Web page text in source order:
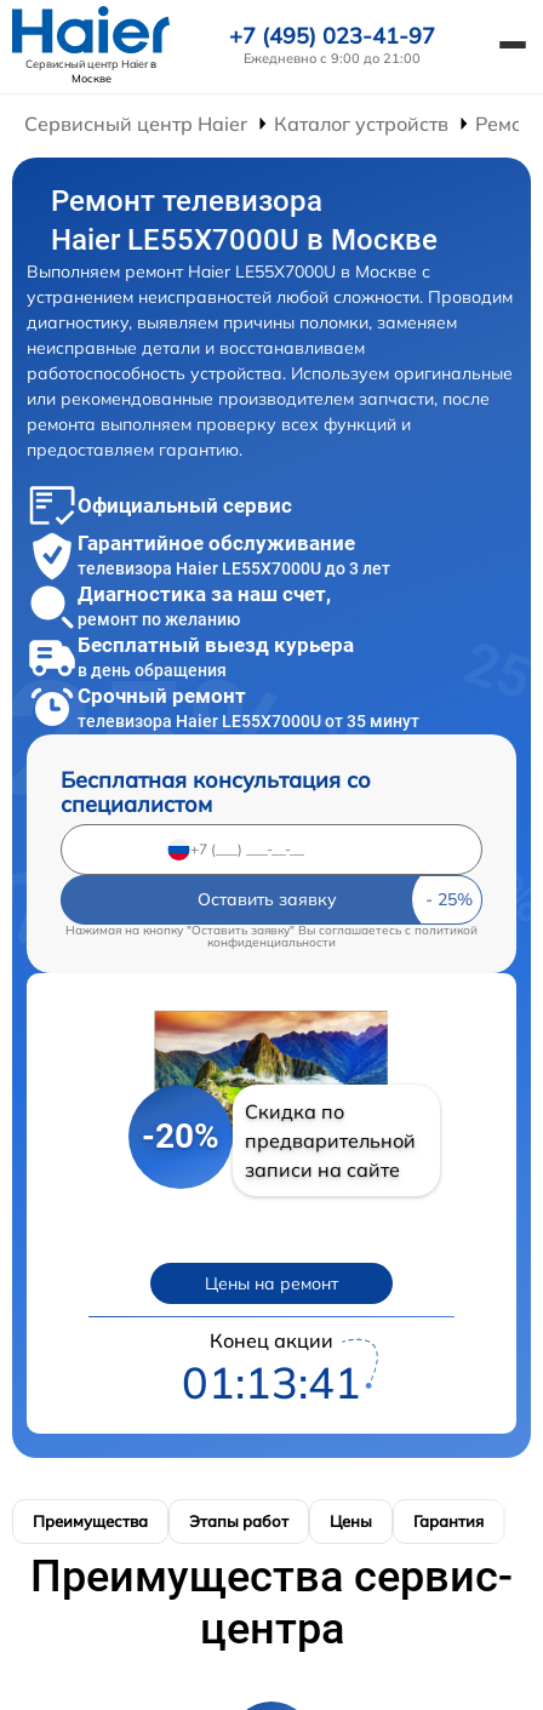
Сервисный центр Haierв
Москве
+7 (495) 023-41-97
Ежедневно с 9:00 до 21:00
Сервисный центр Haier Каталог устройств
Ремонт телевизора
Haier LE55X7000U в Москве
Выполняем ремонт Haier LE55X7000U в Москве с
устранением неисправностей любой сложности. Проводим
диагностику, выявляем причины поломки, заменяем
неисправные детали и восстанавливаем
работоспособность устройства. Используем оригинальные
или рекомендованные производителем запчасти, после
ремонта выполняем проверку всех функций и
предоставляем гарантию.
Официальный сервис
Гарантийное обслуживание
телевизора Haier LE55X7000U до 3 лет
Диагностика за наш счет,
ремонт по желанию
Бесплатный выезд курьера
в день обращения
Срочный ремонт
телевизора Haier LE55X7000U от 35 минут
Бесплатная консультация со
специалистом
Оставить заявку
Нажимая на кнопку "Оставить заявку" Вы соглашаетесь cполитикой
конфиденциальности
-20%
Скидка по
предварительной
записи на сайте
Цены на ремонт
Конец акции
01:13:40
Преимущества Этапы работ Цены Гарантия
Преимущества сервис-
центра